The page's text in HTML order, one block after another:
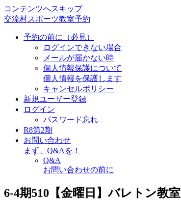
コンテンツへスキップ
交流村スポーツ教室予約
予約の前に（必見）
ログインできない場合
メールが届かない時
個人情報保護について
個人情報を保護します
キャンセルポリシー
新規ユーザー登録
ログイン
パスワード忘れ
R8第2期
お問い合わせ
まず、Q&Aを！
Q&A
お問い合わせの前に
6-4期510【金曜日】バレトン教室